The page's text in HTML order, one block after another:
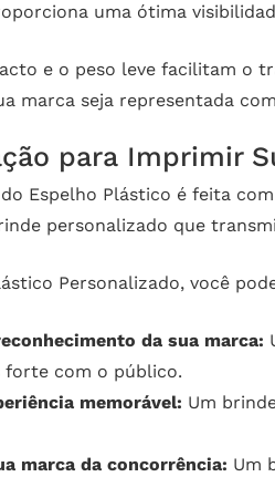
uma ótima
e o peso leve facilitam o
marca seja representada
para Imprimir
Espelho Plástico é feita
personalizado que
Personalizado, você
da sua marca:
forte com o público.
memorável: Um
marca da concorrência: Um